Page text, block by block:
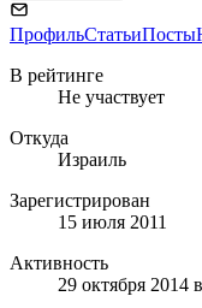
ПрофильСтатьиПосты
В рейтинге
Не участвует
Откуда
Израиль
Зарегистрирован
15 июля 2011
Активность
29 октября 2014